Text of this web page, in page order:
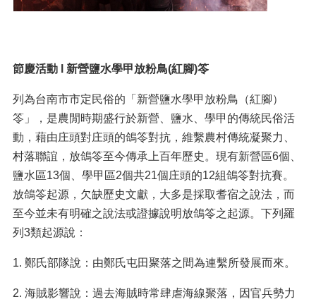
節慶活動 新營鹽水學甲放粉鳥(紅腳)笭
列為台南市市定民俗的「新營鹽水學甲放粉鳥（紅腳）
笭」，是農閒時期盛行於新營、鹽水、學甲的傳統民俗活
動，藉由庄頭對庄頭的鴿笭對抗，維繫農村傳統凝聚力、
村落聯誼，放鴿笭至今傳承上百年歷史。現有新營區6個、
鹽水區13個、學甲區2個共21個庄頭的12組鴿笭對抗賽。
放鴿笭起源，欠缺歷史文獻，大多是採取耆宿之說法，而
至今並未有明確之說法或證據說明放鴿笭之起源。下列羅
列3類起源說：
1. 鄭氏部隊說：由鄭氏屯田聚落之間為連繫所發展而來。
2. 海賊影響說：過去海賊時常肆虐海線聚落，因官兵勢力